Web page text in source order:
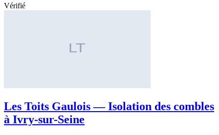
Vérifié
Les Toits Gaulois — Isolation des combles
à Ivry-sur-Seine